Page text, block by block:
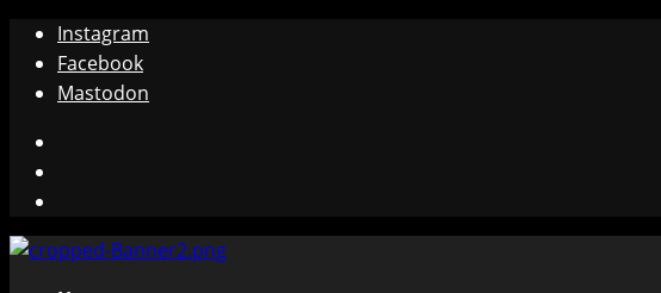
Zum
Inhalt
springen
Instagram
Facebook
Mastodon